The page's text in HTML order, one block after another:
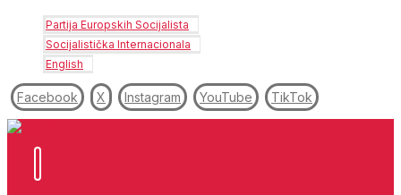
Partija Europskih Socijalista
Socijalistička Internacionala
English
Facebook X Instagram YouTube TikTok